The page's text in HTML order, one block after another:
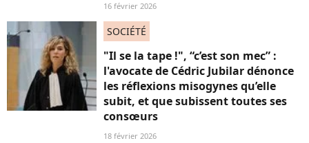
16 février 2026
SOCIÉTÉ
"Il se la tape !", “c’est son mec” :
l'avocate de Cédric Jubilar dénonce
les réflexions misogynes qu’elle
subit, et que subissent toutes ses
consœurs
18 février 2026